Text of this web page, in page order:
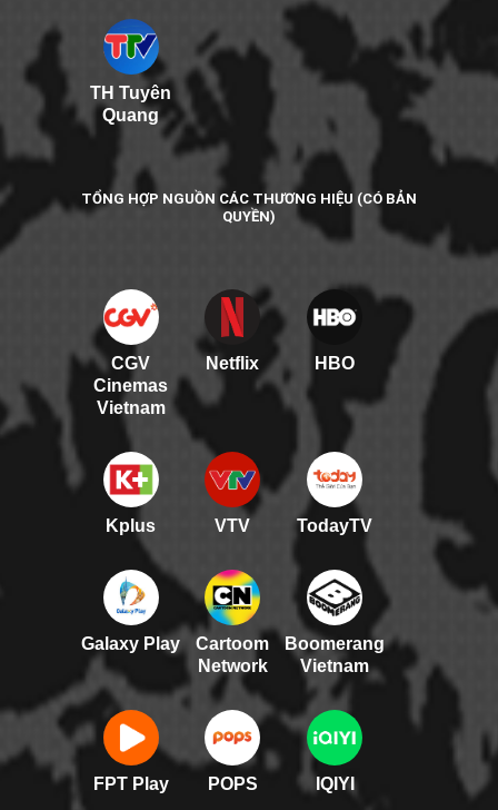
TH Tuyên
Quang
TỔNG HỢP NGUỒN CÁC THƯƠNG HIỆU (CÓ BẢN
QUYỀN)
CGV
Cinemas
Vietnam
Netflix HBO
Kplus VTV TodayTV
Galaxy Play
Cartoom
Network
Boomerang
Vietnam
FPT Play POPS IQIYI